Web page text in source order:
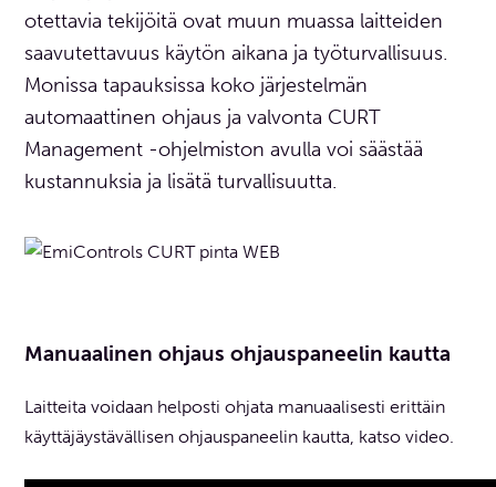
otettavia tekijöitä ovat muun muassa laitteiden
saavutettavuus käytön aikana ja työturvallisuus.
Monissa tapauksissa koko järjestelmän
automaattinen ohjaus ja valvonta CURT
Management -ohjelmiston avulla voi säästää
kustannuksia ja lisätä turvallisuutta.
Manuaalinen ohjaus ohjauspaneelin kautta
Laitteita voidaan helposti ohjata manuaalisesti erittäin
käyttäjäystävällisen ohjauspaneelin kautta, katso video.